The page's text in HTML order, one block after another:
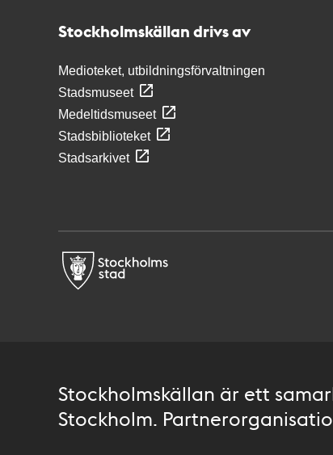
Stockholmskällan drivs av
Medioteket, utbildningsförvaltningen
Stadsmuseet
Medeltidsmuseet
Stadsbiblioteket
Stadsarkivet
Stockholmskällan är ett
Stockholm.